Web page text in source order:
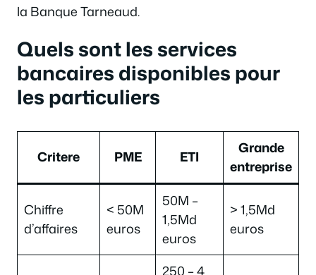
la Banque Tarneaud.
Quels sont les services
bancaires disponibles pour
les particuliers
Critere PME ETI
Grande
entreprise
Chiffre
d’affaires
< 50M
euros
50M –
1,5Md
euros
> 1,5Md
euros
250 – 4